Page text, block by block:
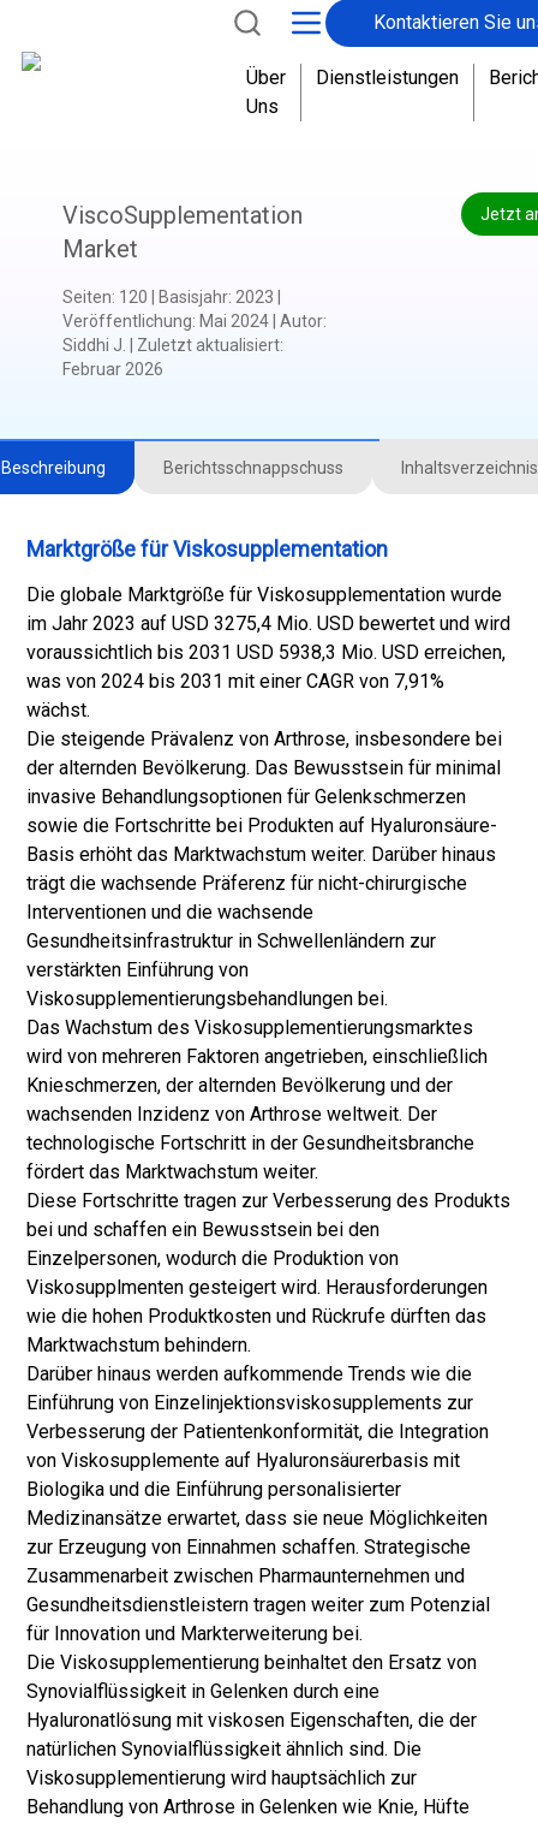
Kontaktieren Sie
Über
Uns
Dienstleistungen
Jetzt
ViscoSupplementation
Market
Seiten: 120 Basisjahr: 2023
Veröffentlichung: Mai 2024| Autor:
Siddhi J.
Zuletzt aktualisiert:
Februar 2026
Beschreibung Berichtsschnappschuss Inhaltsverzeichnis
Marktgröße für Viskosupplementation
Die globale Marktgröße für Viskosupplementation wurde
im Jahr 2023 auf USD 3275,4 Mio. USD bewertet und wird
voraussichtlich bis 2031 USD 5938,3 Mio. USD erreichen,
was von 2024 bis 2031 mit einer CAGR von 7,91%
wächst.
Die steigende Prävalenz von Arthrose, insbesondere bei
der alternden Bevölkerung. Das Bewusstsein für minimal
invasive Behandlungsoptionen für Gelenkschmerzen
sowie die Fortschritte bei Produkten auf Hyaluronsäure-
Basis erhöht das Marktwachstum weiter. Darüber hinaus
trägt die wachsende Präferenz für nicht-chirurgische
Interventionen und die wachsende
Gesundheitsinfrastruktur in Schwellenländern zur
verstärkten Einführung von
Viskosupplementierungsbehandlungen bei.
Das Wachstum des Viskosupplementierungsmarktes
wird von mehreren Faktoren angetrieben, einschließlich
Knieschmerzen, der alternden Bevölkerung und der
wachsenden Inzidenz von Arthrose weltweit. Der
technologische Fortschritt in der Gesundheitsbranche
fördert das Marktwachstum weiter.
Diese Fortschritte tragen zur Verbesserung des Produkts
bei und schaffen ein Bewusstsein bei den
Einzelpersonen, wodurch die Produktion von
Viskosupplmenten gesteigert wird. Herausforderungen
wie die hohen Produktkosten und Rückrufe dürften das
Marktwachstum behindern.
Darüber hinaus werden aufkommende Trends wie die
Einführung von Einzelinjektionsviskosupplements zur
Verbesserung der Patientenkonformität, die Integration
von Viskosupplemente auf Hyaluronsäurerbasis mit
Biologika und die Einführung personalisierter
Medizinansätze erwartet, dass sie neue Möglichkeiten
zur Erzeugung von Einnahmen schaffen. Strategische
Zusammenarbeit zwischen Pharmaunternehmen und
Gesundheitsdienstleistern tragen weiter zum Potenzial
für Innovation und Markterweiterung bei.
Die Viskosupplementierung beinhaltet den Ersatz von
Synovialflüssigkeit in Gelenken durch eine
Hyaluronatlösung mit viskosen Eigenschaften, die der
natürlichen Synovialflüssigkeit ähnlich sind. Die
Viskosupplementierung wird hauptsächlich zur
Behandlung von Arthrose in Gelenken wie Knie, Hüfte